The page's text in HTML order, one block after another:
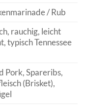
/ Rub
rauchig, leicht
typisch Tennessee
Pork, Spareribs,
(Brisket),